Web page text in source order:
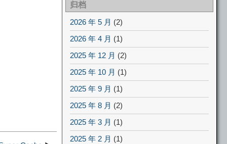
归档
2026 年 5 月 (2)
2026 年 4 月 (1)
2025 年 12 月 (2)
2025 年 10 月 (1)
2025 年 9 月 (1)
2025 年 8 月 (2)
2025 年 3 月 (1)
2025 年 2 月 (1)